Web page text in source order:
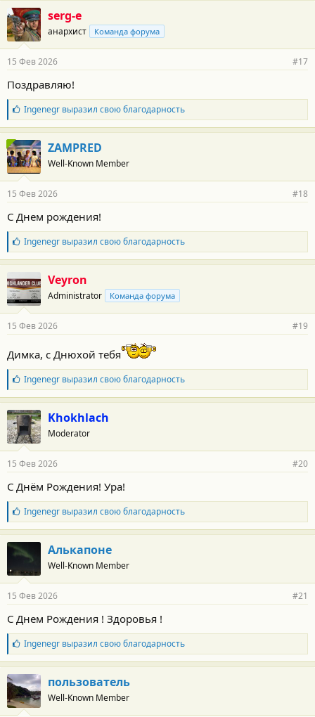
г
о
д
а
н
с
т
и
:
serg-e
анархист Команда форума
15 Фев 2026 #17
Поздравляю!
Б
л
а
г
о
д
а
н
с
т
и
:
Ingenegrвыразил свою благодарность
ZAMPRED
Well-Known Member
15 Фев 2026 #18
С Днем рождения!
Б
л
а
о
д
а
н
с
и
:
Ingenegrвыразил свою благодарность
Veyron
Administrator Команда форума
15 Фев 2026 #19
Димка, c Днюхой тебя
Б
л
а
г
о
д
а
н
с
т
и
:
Ingenegrвыразил свою благодарность
Khokhlach
Moderator
15 Фев 2026 #20
С Днём Рождения! Ура!
Б
л
а
г
о
а
н
с
т
и
:
Ingenegrвыразил свою благодарность
Алькапоне
Well-Known Member
15 Фев 2026 #21
С Днем Рождения ! Здоровья !
Б
л
а
г
о
д
а
Ingenegrвыразил свою благодарность
пользователь
Well-Known Member